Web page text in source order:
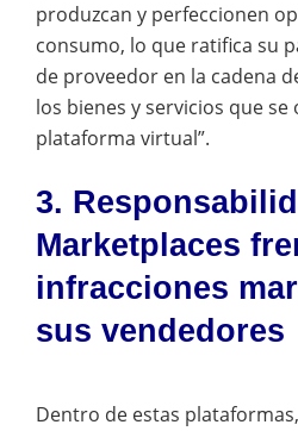
produzcan y perfeccionen
consumo, lo que ratifica su
de proveedor en la cadena
los bienes y servicios que se
plataforma virtual”.
3.
Marketplaces
infracciones
sus vendedores
Dentro de estas